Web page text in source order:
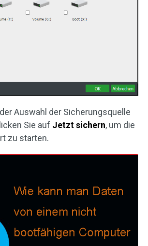
Auswahl der Sicherungsquelle
Sie auf Jetzt sichern, um die
zu starten.